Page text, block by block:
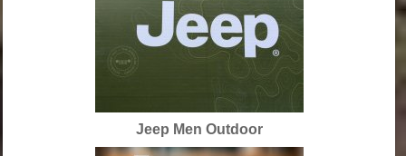
Jeep Men Outdoor